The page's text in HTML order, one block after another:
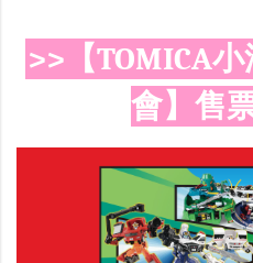
>>【TOMICA
會】售